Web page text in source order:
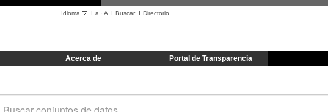
Idioma I a ·A I BuscarI Directorio
Acerca de Portal de Transparencia